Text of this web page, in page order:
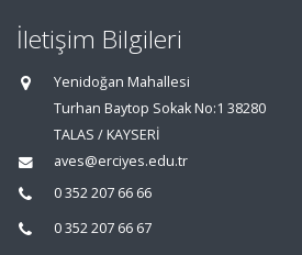
İletişim Bilgileri
Yenidoğan Mahallesi
Turhan Baytop Sokak No:1 38280
TALAS / KAYSERİ
aves@erciyes.edu.tr
0 352 207 66 66
0 352 207 66 67